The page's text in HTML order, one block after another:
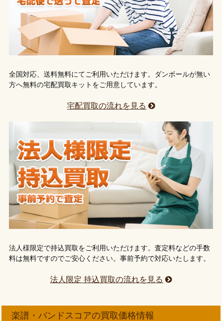
全国対応、送料無料にてご利用いただけます。ダンボールが無い
方へ無料の宅配買取キットをご用意しています。
宅配買取の流れを見る
法人様限定で持込買取をご利用いただけます。査定料などの手数
料は無料ですのでご安心ください。事前予約で対応いたします。
法人限定 持込買取の流れを見る
楽譜・バンドスコアの買取価格情報